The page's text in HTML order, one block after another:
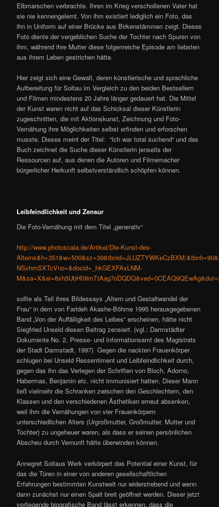
Elbmarschen verbrachte. Ihren im Krieg verschollenen Vater hat
sie nie kennengelernt. Von ihm existiert lediglich ein Foto, das
ihn in Uniform auf einer Brücke aus Birkenstämmen zeigt. Dieses
Foto diente der vergeblichen Suche der Tochter nach Spuren von
ihm, während ihre Mutter diese folgenreiche Episode am liebsten
aus ihrem Leben gestrichen hätte.
Hier zeigt sich eine Gewalt, deren künstlerische und sprachliche
Aufbereitung für Soltau im Vergleich zu den beiden Bestsellern
und Filmen mindestens 20 Jahre länger gedauert hat. Die Mittel
der Kunst waren nicht auf das Schicksal dieser Künstlerin
zugeschnitten, die mit Aktionskunst, Zeichnung und Foto-
Vernähung ihre Möglichkeiten selbst erfinden und erforschen
musste. Dieses meint der Titel: “Ich war total suchend“ und das
Buch zeichnet die Suche dieser Künstlerin jenseits der
Ressourcen auf, aus denen die Autoren und Filmemacher
bürgerlicher Herkunft selbstverständlich schöpfen können.
Leibfeindlichkeit und Zensur
Die Foto-Vernähung mit dem Titel „generativ“
http://www.photoscala.de/Artikel/Die-Kunst-des-
NSvhmSXTcVno=&docid=_hkGEXFAxLNM-
sollte als Teil ihres Bildessays „Altern und Gestaltwandel der
Frau“ in dem von Farideh Akashe-Böhme 1995 herausgegebenen
Band „Von der Auffälligkeit des Leibes“ erscheinen, hätte nicht
Siegfried Unseld diesen Beitrag zensiert. (vgl.: Darmstädter
Dokumente No. 2, Presse- und Informationsamt des Magistrats
der Stadt Darmstadt, 1997) Gegen die nackten Frauenkörper
schlugen bei Unseld Ressentiment und Leibfeindlichkeit durch,
gegen das ihn das Verlegen der Schriften von Bloch, Adorno,
Habermas, Benjamin etc. nicht immunisiert hatten. Dieser Mann
ließ vielmehr die Schranken zwischen den Geschlechtern, den
Klassen und den verschiedenen Ästhetiken erneut absenken,
weil ihm die Vernähungen von vier Frauenkörpern
unterschiedlichen Alters (Urgroßmutter, Großmutter, Mutter und
Tochter) zu ungeheuer waren, als dass er seinen persönlichen
Abscheu durch Vernunft hätte überwinden können.
Annegret Soltaus Werk verkörpert das Potential einer Kunst, für
das die Türen in einer von anderen gesellschaftlichen
Erfahrungen bestimmten Kunstwelt nur widerstrebend und wenn
dann zunächst nur einen Spalt breit geöffnet werden. Dieser jetzt
vorliegende biografische Band lässt erkennen, dass die